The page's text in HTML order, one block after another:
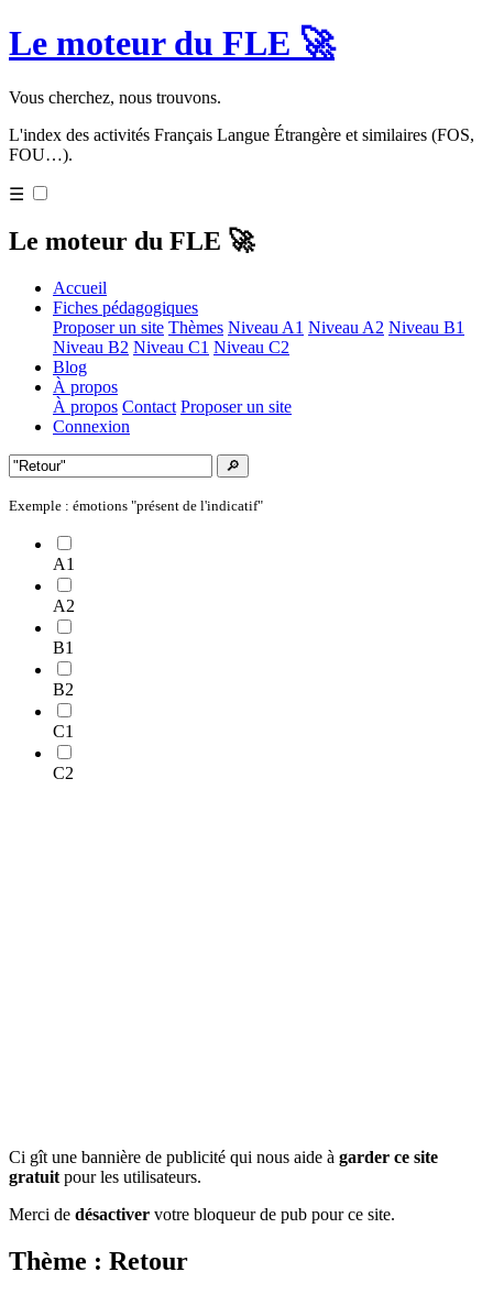
Le moteur du FLE 🚀
Vous cherchez, nous trouvons.
L'index des activités Français Langue Étrangère et similaires (FOS,
FOU…).
☰
Le moteur du FLE 🚀
Accueil
Fiches pédagogiques
Proposer un site Thèmes Niveau A1 Niveau A2 Niveau B1
Niveau B2 Niveau C1 Niveau C2
Blog
À propos
À propos Contact Proposer un site
Connexion
🔎
Exemple : émotions "présent de l'indicatif"
A1
A2
B1
B2
C1
C2
Ci gît une bannière de publicité qui nous aide à garder ce site
gratuit pour les utilisateurs.
Merci de désactiver votre bloqueur de pub pour ce site.
Thème : Retour